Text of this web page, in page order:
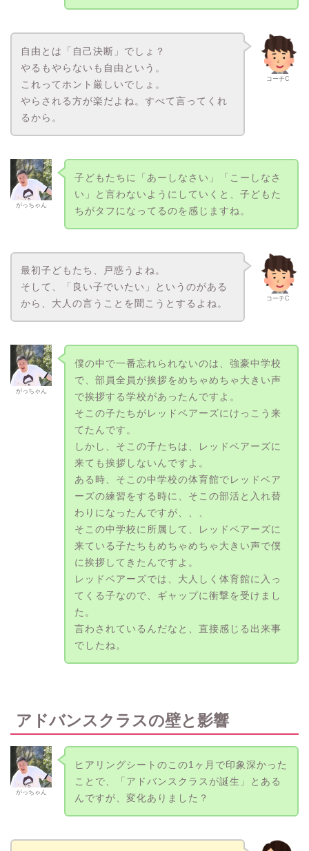
コーチC
自由とは「自己決断」でしょ？
やるもやらないも自由という。
これってホント厳しいでしょ。
やらされる方が楽だよね。すべて言ってくれ
るから。
がっちゃん
子どもたちに「あーしなさい」「こーしなさ
い」と言わないようにしていくと、子どもた
ちがタフになってるのを感じますね。
コーチC
最初子どもたち、戸惑うよね。
そして、「良い子でいたい」というのがある
から、大人の言うことを聞こうとするよね。
がっちゃん
僕の中で一番忘れられないのは、強豪中学校
で、部員全員が挨拶をめちゃめちゃ大きい声
で挨拶する学校があったんですよ。
そこの子たちがレッドベアーズにけっこう来
てたんです。
しかし、そこの子たちは、レッドベアーズに
来ても挨拶しないんですよ。
ある時、そこの中学校の体育館でレッドベア
ーズの練習をする時に、そこの部活と入れ替
わりになったんですが、、、
そこの中学校に所属して、レッドベアーズに
来ている子たちもめちゃめちゃ大きい声で僕
に挨拶してきたんですよ。
レッドベアーズでは、大人しく体育館に入っ
てくる子なので、ギャップに衝撃を受けまし
た。
言わされているんだなと、直接感じる出来事
でしたね。
アドバンスクラスの壁と影響
がっちゃん
ヒアリングシートのこの1ヶ月で印象深かった
ことで、「アドバンスクラスが誕生」とある
んですが、変化ありました？